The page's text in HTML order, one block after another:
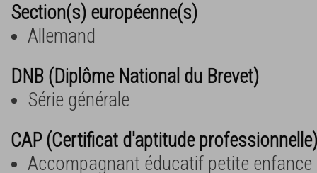
Section(s) européenne(s)
Allemand
DNB (Diplôme National du Brevet)
Série générale
CAP (Certificat d'aptitude professionnelle)
Accompagnant éducatif petite enfance